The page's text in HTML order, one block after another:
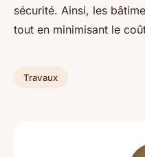
sécurité. Ainsi, les
tout en minimisant le
Travaux